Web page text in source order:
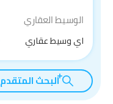
الوسيط العقاري
اي وسيط عقاري
البحث المتقدم